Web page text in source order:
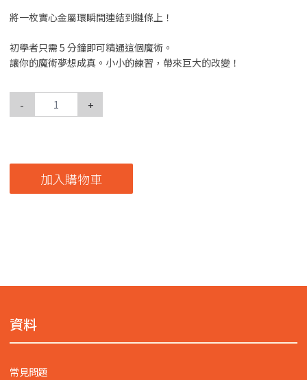
將一枚實心金屬環瞬間連結到鏈條上！
初學者只需 5 分鐘即可精通這個魔術。
讓你的魔術夢想成真。小小的練習，帶來巨大的改變！
- +
加入購物車
資料
常見問題